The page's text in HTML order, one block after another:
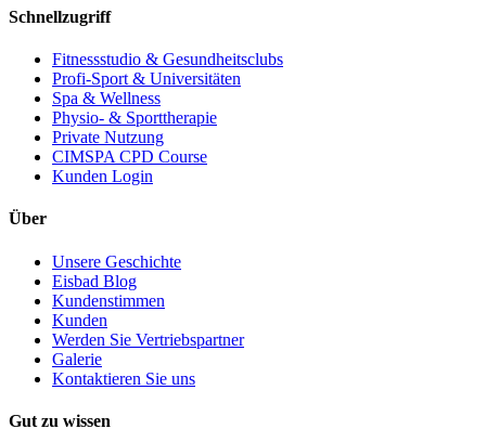
Schnellzugriff
Fitnessstudio & Gesundheitsclubs
Profi-Sport & Universitäten
Spa & Wellness
Physio- & Sporttherapie
Private Nutzung
CIMSPA CPD Course
Kunden Login
Über
Unsere Geschichte
Eisbad Blog
Kundenstimmen
Kunden
Werden Sie Vertriebspartner
Galerie
Kontaktieren Sie uns
Gut zu wissen